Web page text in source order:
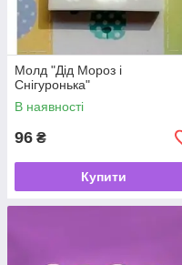
Молд "Дід Мороз і
Снігуронька"
В наявності
96 ₴
Купити